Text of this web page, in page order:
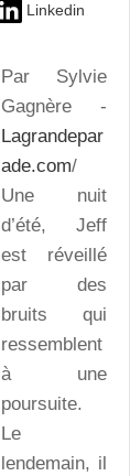
Linkedin
Par Sylvie
Gagnère -
Lagrandepar
ade.com/
Une nuit
d’été, Jeff
est réveillé
par des
bruits qui
ressemblent
à une
poursuite.
Le
lendemain, il